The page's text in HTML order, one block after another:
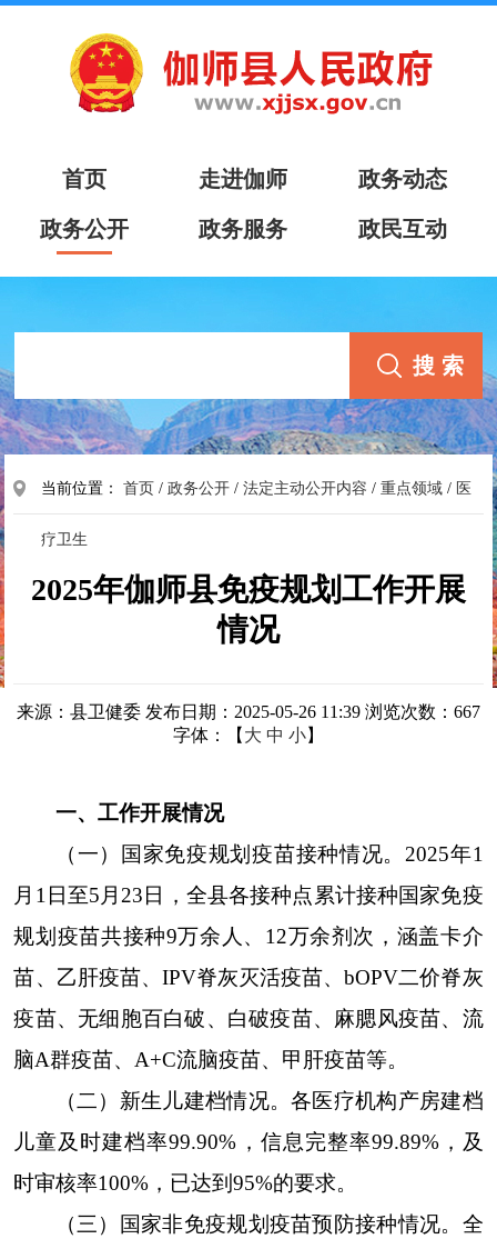
首页 走进伽师 政务动态
政务公开 政务服务 政民互动
当前位置：首页 /政务公开 /法定主动公开内容 /重点领域 / 医
疗卫生
2025年伽师县免疫规划工作开展
情况
来源：县卫健委 发布日期：2025-05-26 11:39 浏览次数： 667
字体：【 大 中 小】
一、工作开展情况
（一）国家免疫规划疫苗接种情况。 2025年1
月1日至5月23日，全县各接种点累计接种国家免疫
规划疫苗共接种9万余人、12万余剂次，涵盖卡介
苗、乙肝疫苗、IPV脊灰灭活疫苗、bOPV二价脊灰
疫苗、无细胞百白破、白破疫苗、麻腮风疫苗、流
脑A群疫苗、A+C流脑疫苗、甲肝疫苗等。
（二）新生儿建档情况。各医疗机构产房建档
儿童及时建档率99.90%，信息完整率99.89%，及
时审核率100%，已达到95%的要求。
（三）国家非免疫规划疫苗预防接种情况。 全